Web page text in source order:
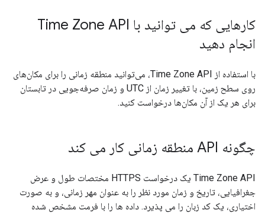
کارهایی که می توانید با Time Zone API
انجام دهید
با استفاده از Time Zone API، می‌توانید منطقه زمانی را برای مکان‌های
روی سطح زمین، با تغییر زمان از UTC و زمان صرفه‌جویی در تابستان
برای هر یک از آن مکان‌ها درخواست کنید.
چگونه API منطقه زمانی کار می کند
Time Zone API یک درخواست HTTPS مختصات طول و عرض
جغرافیایی، تاریخ و زمان مورد نظر را به عنوان مهر زمانی، و به صورت
اختیاری، یک کد زبان را می پذیرد. داده ها را با فرمت مشخص شده